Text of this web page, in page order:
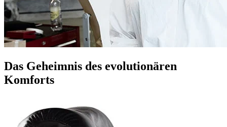
Das Geheimnis des evolutionären
Komforts